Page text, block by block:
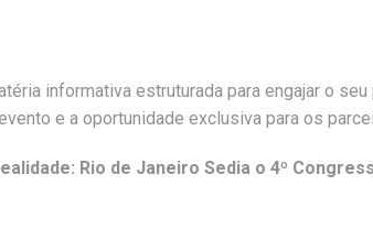
informativa estruturada para engajar o seu
e a oportunidade exclusiva para os
Rio de Janeiro Sedia o 4º